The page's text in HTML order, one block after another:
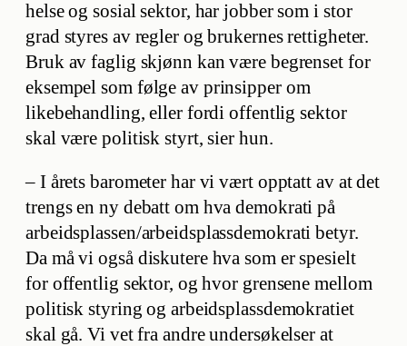
helse og sosial sektor, har jobber som i stor
grad styres av regler og brukernes rettigheter.
Bruk av faglig skjønn kan være begrenset for
eksempel som følge av prinsipper om
likebehandling, eller fordi offentlig sektor
skal være politisk styrt, sier hun.
– I årets barometer har vi vært opptatt av at det
trengs en ny debatt om hva demokrati på
arbeidsplassen/arbeidsplassdemokrati betyr.
Da må vi også diskutere hva som er spesielt
for offentlig sektor, og hvor grensene mellom
politisk styring og arbeidsplassdemokratiet
skal gå. Vi vet fra andre undersøkelser at